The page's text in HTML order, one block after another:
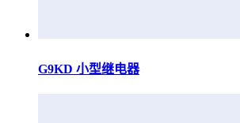
G9KD 小型继电器